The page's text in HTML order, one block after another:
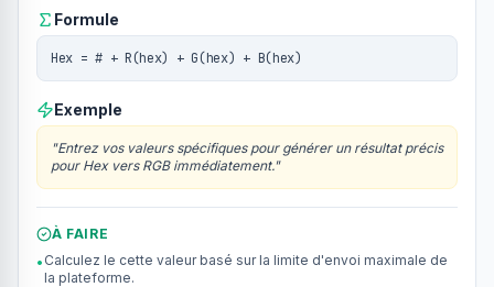
Formule
Hex = # + R(hex) + G(hex) + B(hex)
Exemple
"Entrez vos valeurs spécifiques pour générer un résultat précis
pour Hex vers RGB immédiatement."
À FAIRE
• Calculez le cette valeur basé sur la limite d'envoi maximale de
la plateforme.